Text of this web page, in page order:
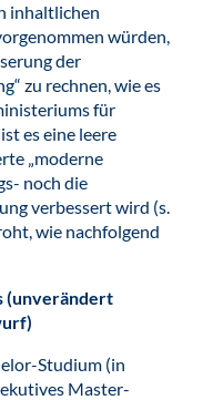
inhaltlichen
würden,
der
zu rechnen, wie es
für
es eine leere
„moderne
noch die
verbessert wird (s.
wie nachfolgend
(unverändert
Studium (in
Master-